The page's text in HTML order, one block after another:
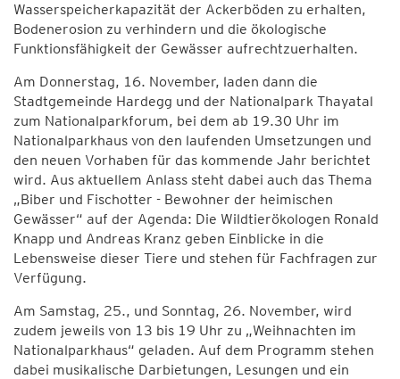
Wasserspeicherkapazität der Ackerböden zu erhalten,
Bodenerosion zu verhindern und die ökologische
Funktionsfähigkeit der Gewässer aufrechtzuerhalten.
Am Donnerstag, 16. November, laden dann die
Stadtgemeinde Hardegg und der Nationalpark Thayatal
zum Nationalparkforum, bei dem ab 19.30 Uhr im
Nationalparkhaus von den laufenden Umsetzungen und
den neuen Vorhaben für das kommende Jahr berichtet
wird. Aus aktuellem Anlass steht dabei auch das Thema
„Biber und Fischotter - Bewohner der heimischen
Gewässer“ auf der Agenda: Die Wildtierökologen Ronald
Knapp und Andreas Kranz geben Einblicke in die
Lebensweise dieser Tiere und stehen für Fachfragen zur
Verfügung.
Am Samstag, 25., und Sonntag, 26. November, wird
zudem jeweils von 13 bis 19 Uhr zu „Weihnachten im
Nationalparkhaus“ geladen. Auf dem Programm stehen
dabei musikalische Darbietungen, Lesungen und ein